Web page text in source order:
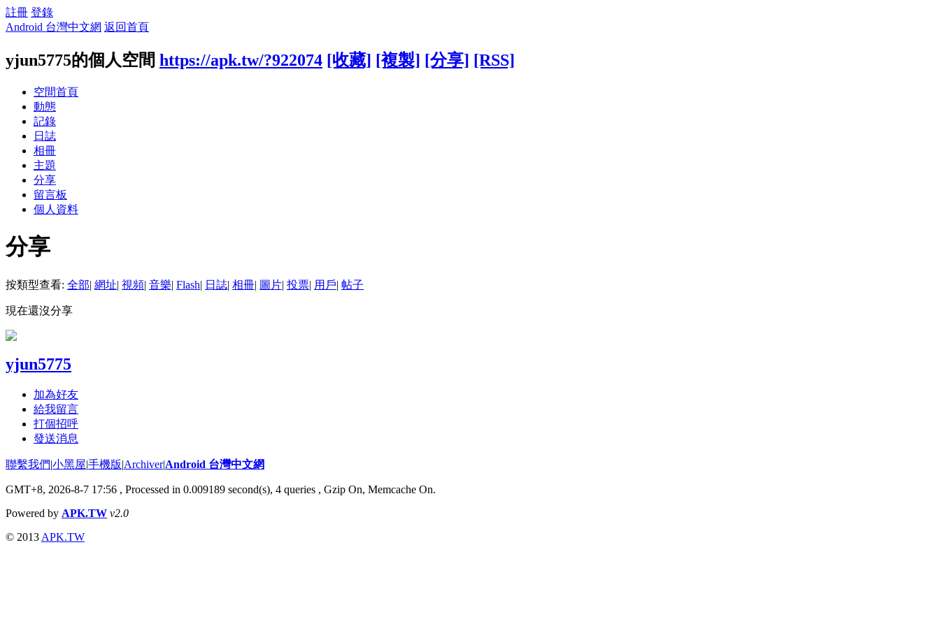
註冊 登錄
Android 台灣中文網 返回首頁
yjun5775的個人空間 https://apk.tw/?922074 [收藏] [複製] [分享] [RSS]
空間首頁
動態
記錄
日誌
相冊
主題
分享
留言板
個人資料
分享
按類型查看: 全部| 網址| 視頻| 音樂| Flash| 日誌| 相冊| 圖片| 投票| 用戶| 帖子
現在還沒分享
yjun5775
加為好友
給我留言
打個招呼
發送消息
聯繫我們|小黑屋|手機版|Archiver|Android 台灣中文網
GMT+8, 2026-8-7 17:56 , Processed in 0.009189 second(s), 4 queries , Gzip On, Memcache On.
Powered by APK.TW v2.0
© 2013 APK.TW